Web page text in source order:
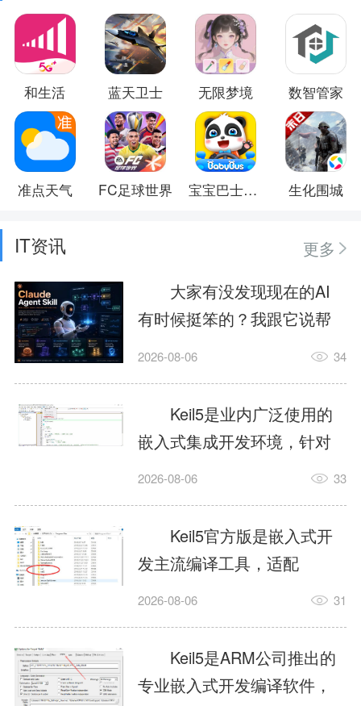
和生活 蓝天卫士 无限梦境 数智管家
准点天气 FC足球世界 宝宝巴士大全 生化围城
IT资讯
更多
大家有没发现现在的AI
有时候挺笨的？我跟它说帮
我订个明天早上的闹钟，它
这样？因为AI，就是个只会
耍嘴皮子的书呆子。它脑子
里有海量知识，但没有真正
激发出来实力。而
AgentSkill，就是给AI大脑装
上的一双机械手，它真的能
解决很多问题。1什么是
AgentSkillSkill指...
2026-08-06 34
Keil5是业内广泛使用的
嵌入式集成开发环境，针对
ARM、51内核单片机提供编
力，代码编译稳定，调试工
具成熟，大量开源项目基于
该平台开发。新项目需要单
独下载对应芯片支持包，新
手配置难度较高，正版商业
授权费用不菲，未授权版本
存在程序容量限制，适合硬
2026-08-06 33
Keil5官方版是嵌入式开
发主流编译工具，适配
STM32、51单片机等多款芯
在线调试、代码仿真，兼容
众多厂商芯片安装包。软件
需要手动添加器件库，初次
2026-08-06 31
Keil5是ARM公司推出的
专业嵌入式开发编译软件，